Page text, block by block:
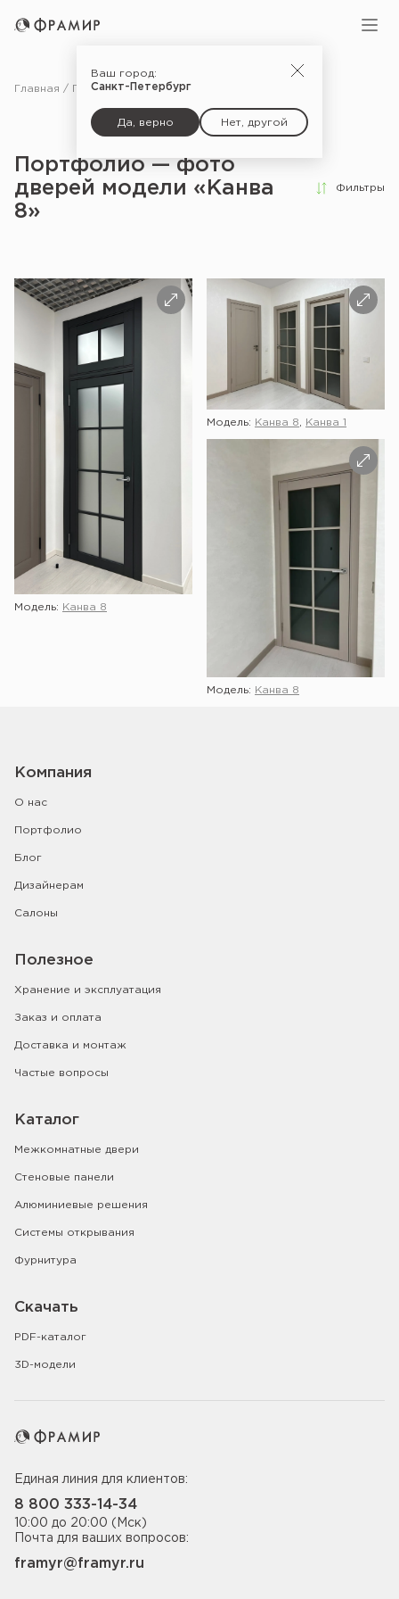
Ваш город:
Санкт-Петербург
Да, верно Нет, другой
Главная Портфолио
Портфолио — фото
дверей модели «Канва
8»
Фильтры
Модель: Канва 8
Модель: Канва 8 Канва 1
Модель: Канва 8
Компания
О нас
Портфолио
Блог
Дизайнерам
Салоны
Полезное
Хранение и эксплуатация
Заказ и оплата
Доставка и монтаж
Частые вопросы
Каталог
Межкомнатные двери
Стеновые панели
Алюминиевые решения
Системы открывания
Фурнитура
Скачать
PDF-каталог
3D-модели
Единая линия для клиентов:
8 800 333-14-34
10:00 до 20:00 (Мск)
Почта для ваших вопросов:
framyr@framyr.ru